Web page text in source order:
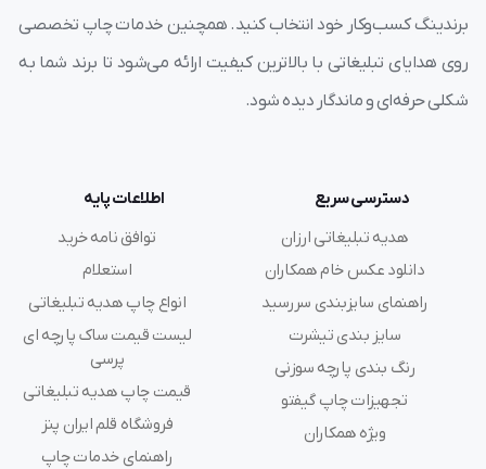
برندینگ کسب‌وکار خود انتخاب کنید. همچنین خدمات چاپ تخصصی
روی هدایای تبلیغاتی با بالاترین کیفیت ارائه می‌شود تا برند شما به
شکلی حرفه‌ای و ماندگار دیده شود.
دسترسی سریع
هدیه تبلیغاتی ارزان
دانلود عکس خام همکاران
راهنمای سایزبندی سررسید
سایز بندی تیشرت
رنگ بندی پارچه سوزنی
تجهیزات چاپ گیفتو
ویژه همکاران
اطلاعات پایه
توافق نامه خرید
استعلام
انواع چاپ هدیه تبلیغاتی
لیست قیمت ساک پارچه ای
پرسی
قیمت چاپ هدیه تبلیغاتی
فروشگاه قلم ایران پنز
راهنمای خدمات چاپ